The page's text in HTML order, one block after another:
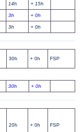
14h + 15h
3h + 0h
3h + 0h
30h + 0h FSP
30h + 0h
20h + 0h FSP